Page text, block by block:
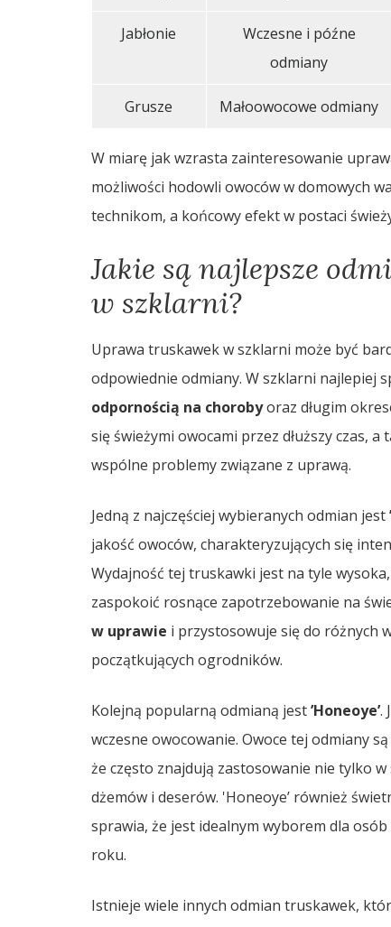
Jabłonie
Wczesne i późne
odmiany
Grusze Małoowocowe odmiany
W miarę jak wzrasta zainteresowanie
możliwości hodowli owoców w domowych
technikom, a końcowy efekt w postaci
Jakie są najlepsze
w szklarni?
Uprawa truskawek w szklarni może być
odpowiednie odmiany. W szklarni najlepiej
odpornością na chorobyoraz długim
się świeżymi owocami przez dłuższy czas,
wspólne problemy związane z uprawą.
Jedną z najczęściej wybieranych odmian jest
jakość owoców, charakteryzujących się
Wydajność tej truskawki jest na tyle
zaspokoić rosnące zapotrzebowanie na
w uprawie i przystosowuje się do różnych
początkujących ogrodników.
Kolejną popularną odmianą jest’Honeoye’.
wczesne owocowanie. Owoce tej odmiany
że często znajdują zastosowanie nie tylko
dżemów i deserów. 'Honeoye’ również
sprawia, że jest idealnym wyborem dla
roku.
Istnieje wiele innych odmian truskawek,